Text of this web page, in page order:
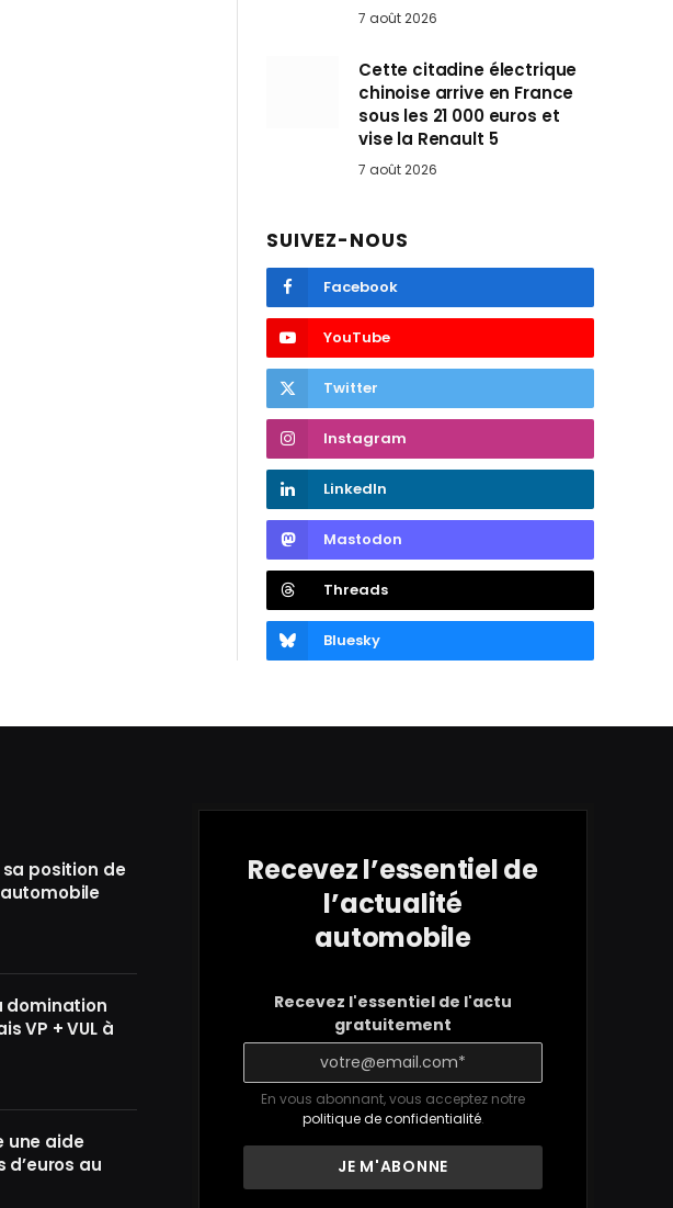
7 août 2026
Cette citadine électrique
chinoise arrive en France
sous les 21 000 euros et
vise la Renault 5
7 août 2026
SUIVEZ-NOUS
Facebook
YouTube
Twitter
Instagram
LinkedIn
Mastodon
Threads
Bluesky
position de
domination
VP + VUL à
une aide
d’euros au
Recevez l’essentiel de
l’actualité
automobile
Recevez l'essentiel de l'actu
gratuitement
En vous abonnant, vous acceptez notre
politique de confidentialité.